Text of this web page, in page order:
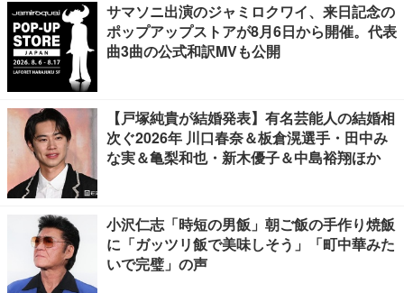
サマソニ出演のジャミロクワイ、来日記念の
ポップアップストアが8月6日から開催。代表
曲3曲の公式和訳MVも公開
【戸塚純貴が結婚発表】有名芸能人の結婚相
次ぐ2026年 川口春奈＆板倉滉選手・田中み
な実＆亀梨和也・新木優子＆中島裕翔ほか
小沢仁志「時短の男飯」朝ご飯の手作り焼飯
に「ガッツリ飯で美味しそう」「町中華みた
いで完璧」の声